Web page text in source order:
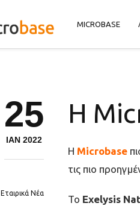
MICROBASE
25
ΙΑΝ 2022
Εταιρικά Νέα
H
Η Microbase
τις πιο
Το Exelysis